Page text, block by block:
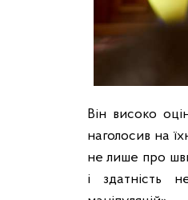
Він високо
наголосив на
не лише про
і здатність